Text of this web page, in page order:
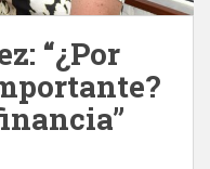
“¿Por